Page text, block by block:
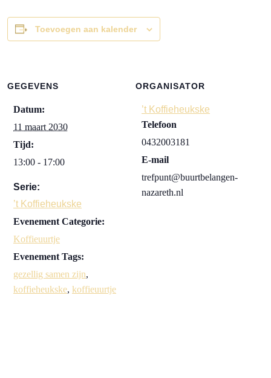
Toevoegen aan kalender
GEGEVENS
Datum:
11 maart 2030
Tijd:
13:00 - 17:00
Serie:
’t Koffieheukske
Evenement Categorie:
Koffieuurtje
Evenement Tags:
gezellig samen zijn,
koffieheukske, koffieuurtje
ORGANISATOR
’t Koffieheukske
Telefoon
0432003181
E-mail
trefpunt@buurtbelangen-
nazareth.nl